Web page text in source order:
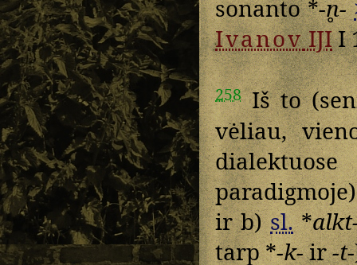
sonanto *-n̥-
IvanovIJII
258Iš to
vėliau,
ir b)sl.*
tarp *-k-ir-t-